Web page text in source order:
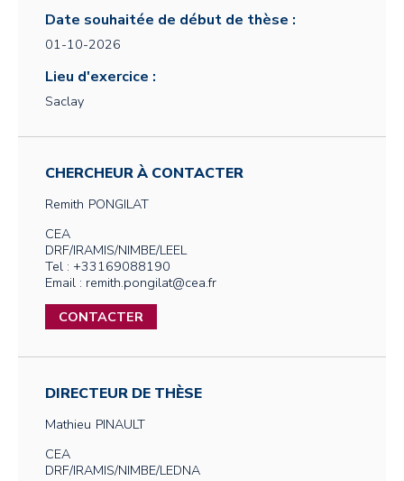
Date souhaitée de début de thèse :
01-10-2026
Lieu d'exercice :
Saclay
CHERCHEUR À CONTACTER
Remith PONGILAT
CEA
DRF/IRAMIS/NIMBE/LEEL
Tel : +33169088190
Email : remith.pongilat@cea.fr
CONTACTER
DIRECTEUR DE THÈSE
Mathieu PINAULT
CEA
DRF/IRAMIS/NIMBE/LEDNA